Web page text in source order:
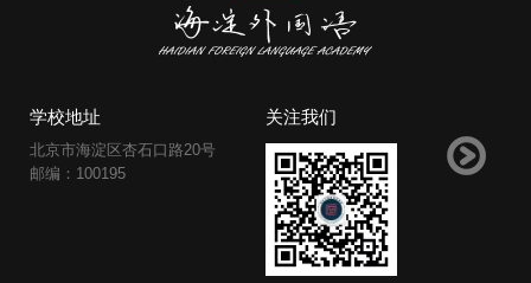
学校地址
北京市海淀区杏石口路20号
邮编：100195
关注我们